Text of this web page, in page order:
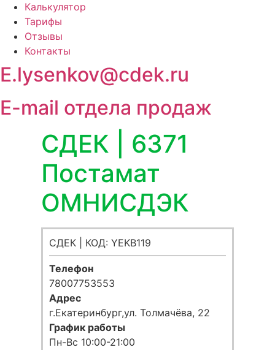
Калькулятор
Тарифы
Отзывы
Контакты
E.lysenkov@cdek.ru
E-mail отдела продаж
СДЕК | 6371
Постамат
ОМНИСДЭК
СДЕК | КОД: YEKB119
Телефон
78007753553
Адрес
г.Екатеринбург,ул. Толмачёва, 22
График работы
Пн-Вс 10:00-21:00